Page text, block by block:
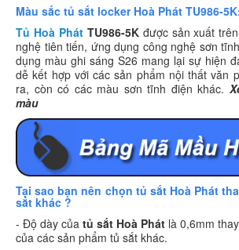
Màu sắc tủ sắt locker Hoà Phát TU986-
Tủ Hoà PhátTU986-5Kđược sản xuất
nghệ tiên tiến, ứng dụng công nghệ sơn
dụng màu ghi sáng S26 mang lại sự hiện
dễ kết hợp với các sản phẩm nội thất văn
ra, còn có các màu sơn tĩnh điện khác.
màu
Tại sao bạn nên chọn tủ sắt Hoà Phát
sắt khác ?
- Độ dày của tủ sắt Hoà Phát là 0,6mm
của các sản phẩm tủ sắt khác.